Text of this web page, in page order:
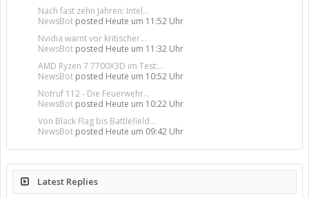
Nach fast zehn Jahren: Intel...
NewsBot posted Heute um 11:52 Uhr
Nvidia warnt vor kritischer...
NewsBot posted Heute um 11:32 Uhr
AMD Ryzen 7 7700X3D im Test:...
NewsBot posted Heute um 10:52 Uhr
Notruf 112 - Die Feuerwehr...
NewsBot posted Heute um 10:22 Uhr
Von Black Flag bis Battlefield...
NewsBot posted Heute um 09:42 Uhr
Latest Replies